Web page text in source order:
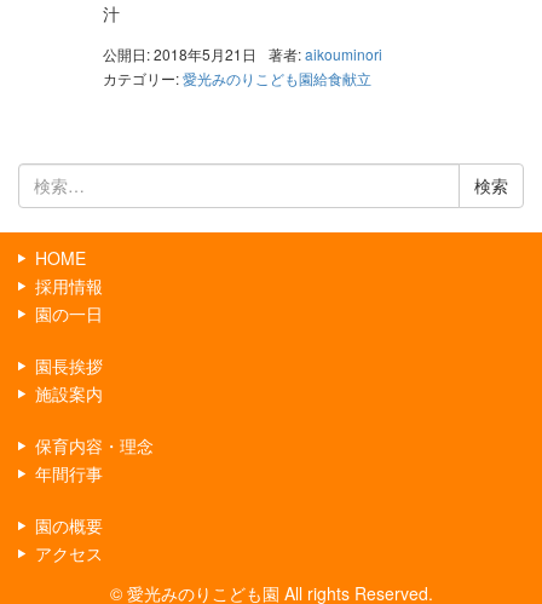
汁
公開日: 2018年5月21日 著者:aikouminori
カテゴリー:愛光みのりこども園給食献立
検
索:
HOME
採用情報
園の一日
園長挨拶
施設案内
保育内容・理念
年間行事
園の概要
アクセス
© 愛光みのりこども園 All rights Reserved.